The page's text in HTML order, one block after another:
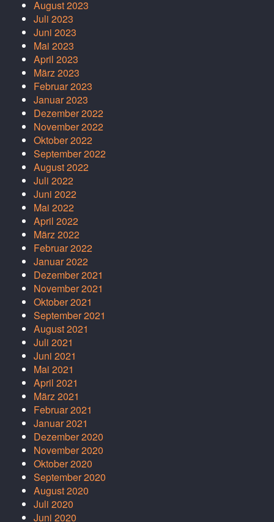
August 2023
Juli 2023
Juni 2023
Mai 2023
April 2023
März 2023
Februar 2023
Januar 2023
Dezember 2022
November 2022
Oktober 2022
September 2022
August 2022
Juli 2022
Juni 2022
Mai 2022
April 2022
März 2022
Februar 2022
Januar 2022
Dezember 2021
November 2021
Oktober 2021
September 2021
August 2021
Juli 2021
Juni 2021
Mai 2021
April 2021
März 2021
Februar 2021
Januar 2021
Dezember 2020
November 2020
Oktober 2020
September 2020
August 2020
Juli 2020
Juni 2020